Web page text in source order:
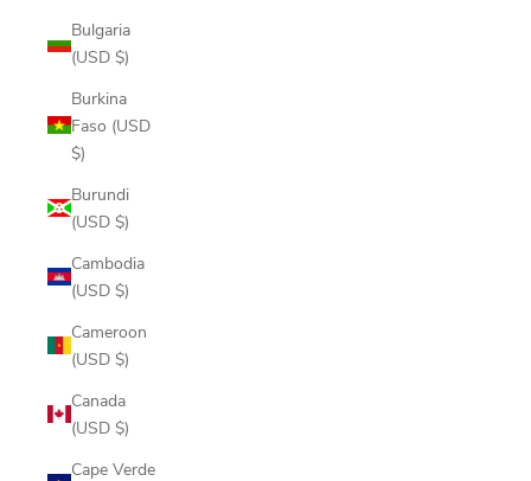
Bulgaria
(USD $)
Burkina
Faso (USD
$)
Burundi
(USD $)
Cambodia
(USD $)
Cameroon
(USD $)
Canada
(USD $)
Cape Verde